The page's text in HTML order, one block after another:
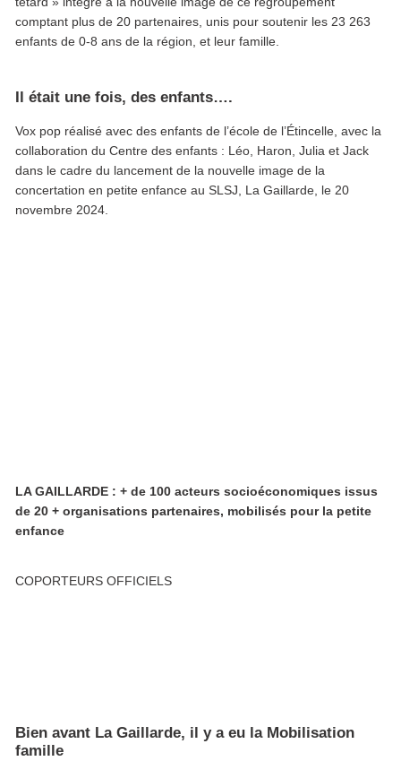
comptant plus de 20 partenaires, unis pour soutenir les 23 263
enfants de 0-8 ans de la région, et leur famille.
Il était une fois, des enfants….
Vox pop réalisé avec des enfants de l’école de l’Étincelle, avec la
collaboration du Centre des enfants : Léo, Haron, Julia et Jack
dans le cadre du lancement de la nouvelle image de la
concertation en petite enfance au SLSJ, La Gaillarde, le 20
novembre 2024.
LA GAILLARDE : + de 100 acteurs socioéconomiques issus
de 20 + organisations partenaires, mobilisés pour la petite
enfance
COPORTEURS OFFICIELS
Bien avant La Gaillarde, il y a eu la Mobilisation
famille